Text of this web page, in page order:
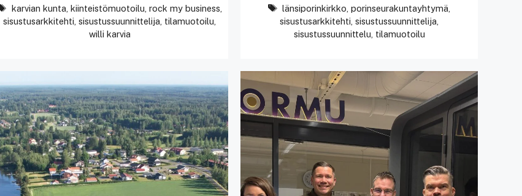
avainsanat
karvian kunta ,kiinteistömuotoilu ,rock my business
sisustusarkkitehti ,sisustussuunnittelija tilamuotoilu
willi karvia
avainsanat
länsiporinkirkko ,porinseurakuntayhtymä
sisustusarkkitehti ,sisustussuunnittelija
sisustussuunnittelu tilamuotoilu